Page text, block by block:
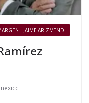
- JAIME ARIZMENDI